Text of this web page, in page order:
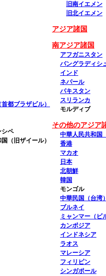
都ブラザビル）
シペ
（旧ザイール）
旧南イエメン
旧北イエメン
アジア諸国
南アジア諸国
アフガニスタン
バングラディシ
インド
ネパール
パキスタン
スリランカ
モルディブ
その他のアジア
中華人民共和国
香港
マカオ
日本
北朝鮮
韓国
モンゴル
中華民国（台湾）
ブルネイ
ミャンマー（ビ
カンボジア
インドネシア
ラオス
マレーシア
フィリピン
シンガポール